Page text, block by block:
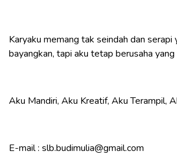
Karyaku memang tak seindah dan serapi
bayangkan, tapi aku tetap berusaha
Aku Mandiri, Aku Kreatif, Aku Terampil,
E-mail : slb.budimulia@gmail.com